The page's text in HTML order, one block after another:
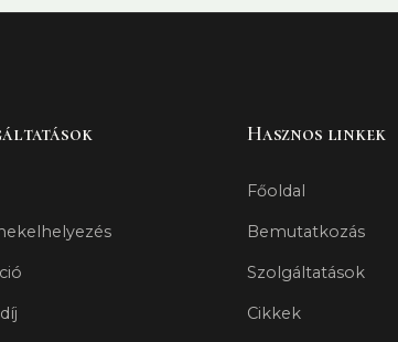
Hasznos linkek
Főoldal
Bemutatkozás
Szolgáltatások
Cikkek